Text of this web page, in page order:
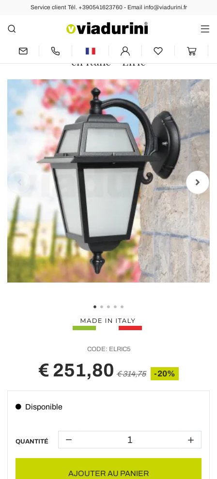
Service client Tél. +390541623760 - Email info@viadurini.fr
Arrière Précédent Suivant
Applique d'extérieur en aluminium
moulé sous pression et verre fabriquée
en Italie - Elric
CODE: ELRIC5
€ 251,80 € 314,75 -20%
Disponible
QUANTITÉ
AJOUTER AU PANIER